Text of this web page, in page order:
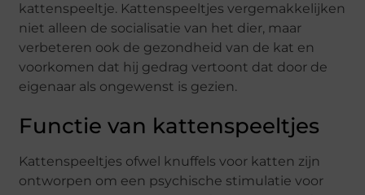
kattenspeeltje. Kattenspeeltjes vergemakkelijken
niet alleen de socialisatie van het dier, maar
verbeteren ook de gezondheid van de kat en
voorkomen dat hij gedrag vertoont dat door de
eigenaar als ongewenst is gezien.
Functie van kattenspeeltjes
Kattenspeeltjes ofwel knuffels voor katten zijn
ontworpen om een psychische stimulatie voor